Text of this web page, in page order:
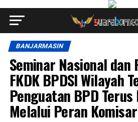
BANJARMASIN
Seminar Nasional dan
FKDK BPDSI Wilayah
Penguatan BPD
Melalui Peran